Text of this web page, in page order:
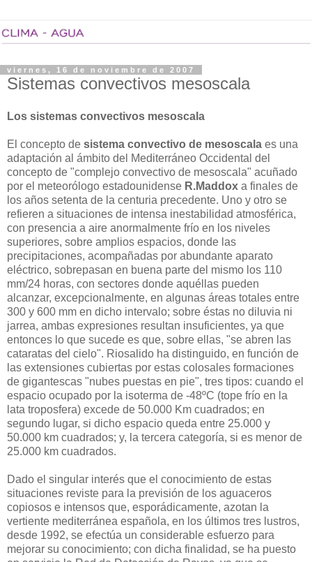
viernes, 16 de noviembre de 2007
Sistemas convectivos mesoscala
Los sistemas convectivos mesoscala
El concepto de sistema convectivo de mesoscala es una
adaptación al ámbito del Mediterráneo Occidental del
concepto de "complejo convectivo de mesoscala" acuñado
por el meteorólogo estadounidense R.Maddox a finales de
los años setenta de la centuria precedente. Uno y otro se
refieren a situaciones de intensa inestabilidad atmosférica,
con presencia a aire anormalmente frío en los niveles
superiores, sobre amplios espacios, donde las
precipitaciones, acompañadas por abundante aparato
eléctrico, sobrepasan en buena parte del mismo los 110
mm/24 horas, con sectores donde aquéllas pueden
alcanzar, excepcionalmente, en algunas áreas totales entre
300 y 600 mm en dicho intervalo; sobre éstas no diluvia ni
jarrea, ambas expresiones resultan insuficientes, ya que
entonces lo que sucede es que, sobre ellas, "se abren las
cataratas del cielo". Riosalido ha distinguido, en función de
las extensiones cubiertas por estas colosales formaciones
de gigantescas "nubes puestas en pie", tres tipos: cuando el
espacio ocupado por la isoterma de -48ºC (tope frío en la
lata troposfera) excede de 50.000 Km cuadrados; en
segundo lugar, si dicho espacio queda entre 25.000 y
50.000 km cuadrados; y, la tercera categoría, si es menor de
25.000 km cuadrados.
Dado el singular interés que el conocimiento de estas
situaciones reviste para la previsión de los aguaceros
copiosos e intensos que, esporádicamente, azotan la
vertiente mediterránea española, en los últimos tres lustros,
desde 1992, se efectúa un considerable esfuerzo para
mejorar su conocimiento; con dicha finalidad, se ha puesto